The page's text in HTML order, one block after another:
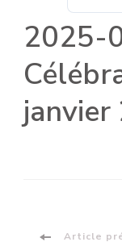
2025-
janvier
Article